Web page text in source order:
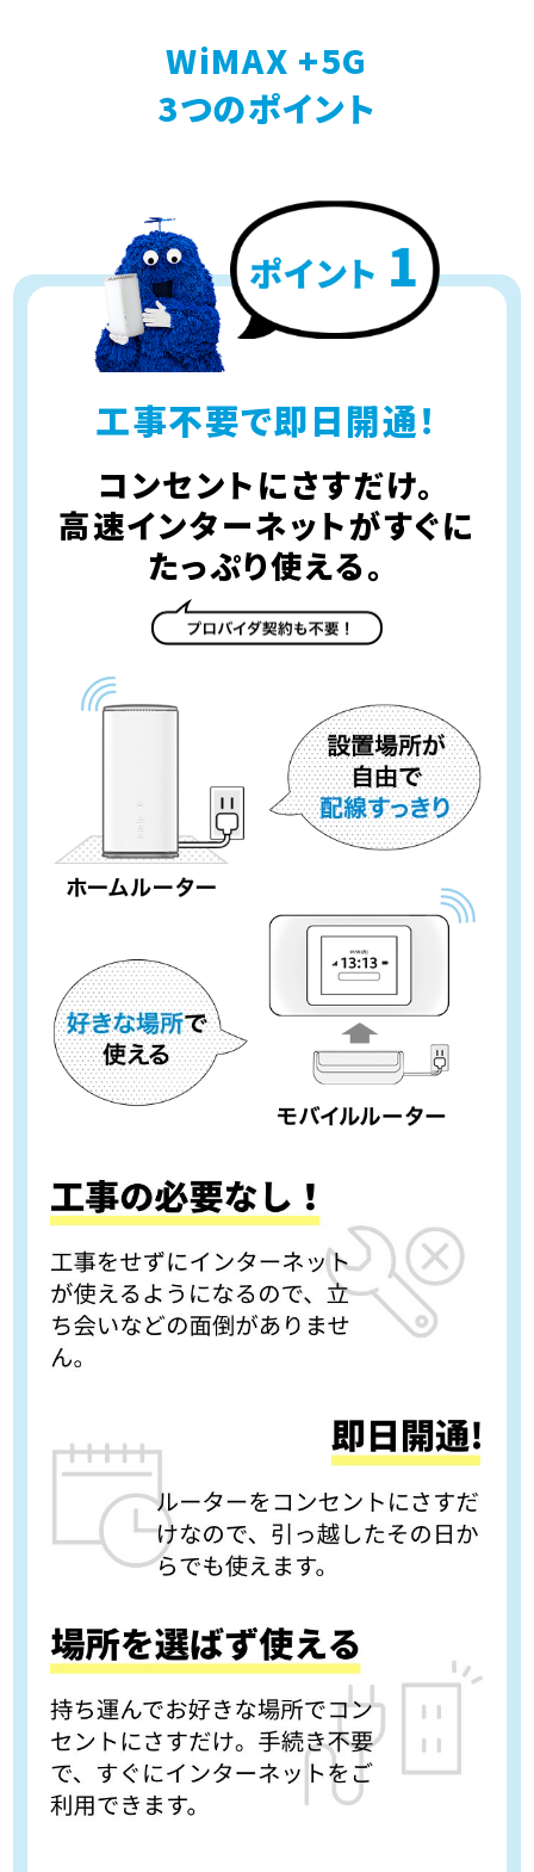
WiMAX +5G
3つのポイント
工事不要で即日開通！
コンセントにさすだけ。
高速インターネットがすぐに
たっぷり使える。